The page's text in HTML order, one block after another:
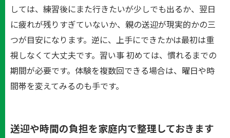
しては、練習後にまた行きたいが少しでも出るか、翌日
に疲れが残りすぎていないか、親の送迎が現実的かの三
つが目安になります。逆に、上手にできたかは最初は重
視しなくて大丈夫です。習い事 初めては、慣れるまでの
期間が必要です。体験を複数回できる場合は、曜日や時
間帯を変えてみるのも手です。
送迎や時間の負担を家庭内で整理しておきます